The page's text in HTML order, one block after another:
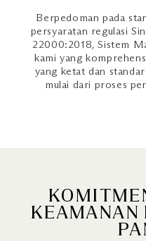
Berpedoman pada
persyaratan regulasi
22000:2018, Sistem
kami yang
yang ketat dan
mulai dari proses
KEAMANAN